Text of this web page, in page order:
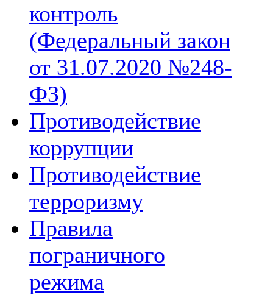
контроль
(Федеральный закон
от 31.07.2020 №248-
ФЗ)
Противодействие
коррупции
Противодействие
терроризму
Правила
пограничного
режима